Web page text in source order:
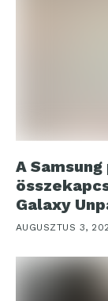
A
Galaxy
AUGUSZTUS 3,